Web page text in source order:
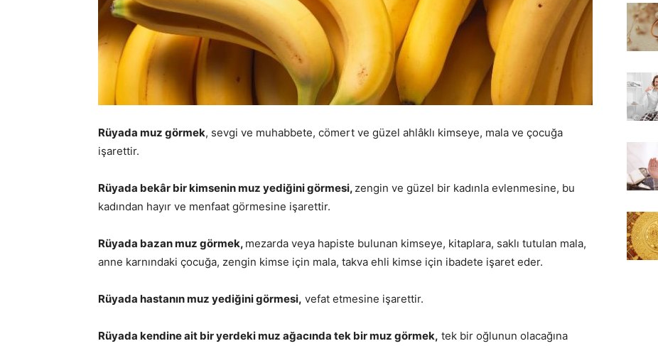
Rüyada muz görmek, sevgi ve muhabbete, cömert ve güzel ahlâklı kimseye, mala ve çocuğa
işarettir.
Rüyada bekâr bir kimsenin muz yediğini görmesi, zengin ve güzel bir kadınla evlenmesine, bu
kadından hayır ve menfaat görmesine işarettir.
Rüyada bazan muz görmek, mezarda veya hapiste bulunan kimseye, kitaplara, saklı tutulan mala,
anne karnındaki çocuğa, zengin kimse için mala, takva ehli kimse için ibadete işaret eder.
Rüyada hastanın muz yediğini görmesi, vefat etmesine işarettir.
Rüyada kendine ait bir yerdeki muz ağacında tek bir muz görmek, tek bir oğlunun olacağına